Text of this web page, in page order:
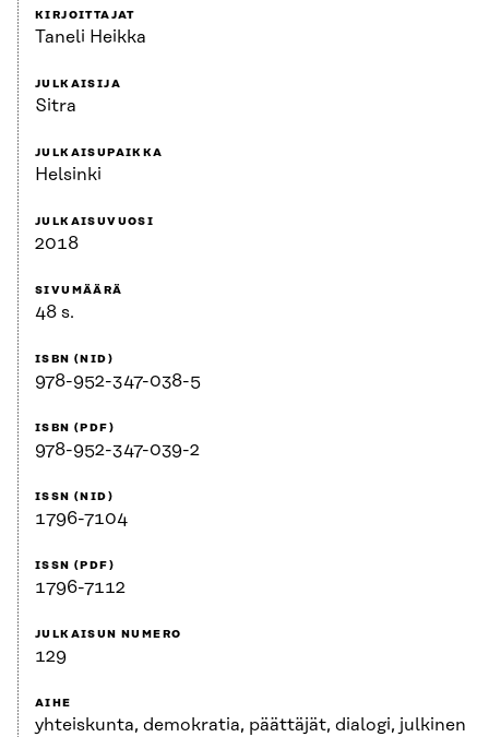
KIRJOITTAJAT
Taneli Heikka
JULKAISIJA
Sitra
JULKAISUPAIKKA
Helsinki
JULKAISUVUOSI
2018
SIVUMÄÄRÄ
48 s.
ISBN (NID)
978-952-347-038-5
ISBN (PDF)
978-952-347-039-2
ISSN (NID)
1796-7104
ISSN (PDF)
1796-7112
JULKAISUN NUMERO
129
AIHE
yhteiskunta, demokratia, päättäjät, dialogi, julkinen